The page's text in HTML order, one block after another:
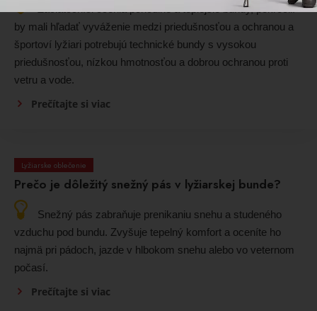
Začiatočníci ocenia pohodlné a teplejšie bundy, pokročilí
by mali hľadať vyváženie medzi priedušnosťou a ochranou a
športoví lyžiari potrebujú technické bundy s vysokou
priedušnosťou, nízkou hmotnosťou a dobrou ochranou proti
vetru a vode.
Prečítajte si viac
Lyžiarske oblečenie
Prečo je dôležitý snežný pás v lyžiarskej bunde?
Snežný pás zabraňuje prenikaniu snehu a studeného
vzduchu pod bundu. Zvyšuje tepelný komfort a oceníte ho
najmä pri pádoch, jazde v hlbokom snehu alebo vo veternom
počasí.
Prečítajte si viac